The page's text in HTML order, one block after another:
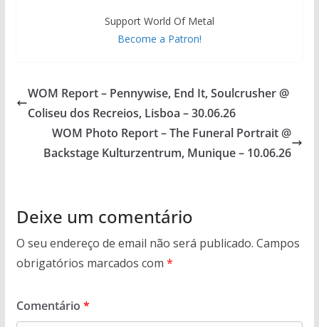
Support World Of Metal
Become a Patron!
WOM Report – Pennywise, End It, Soulcrusher @
Coliseu dos Recreios, Lisboa – 30.06.26
WOM Photo Report – The Funeral Portrait @
Backstage Kulturzentrum, Munique – 10.06.26
Deixe um comentário
O seu endereço de email não será publicado. Campos
obrigatórios marcados com *
Comentário *